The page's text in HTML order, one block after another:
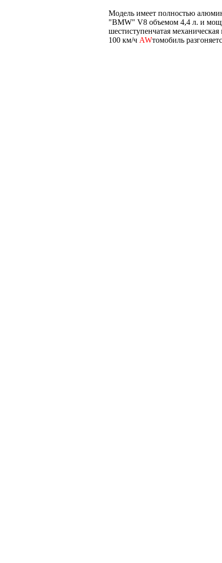
Модель имеет полностью
"BMW" V8 объемом 4,4 л. и
шестиступенчатая
100 км/ч AWтомобиль